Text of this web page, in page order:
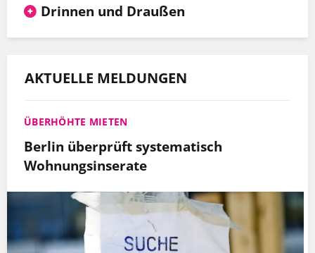
Drinnen und Draußen
AKTUELLE MELDUNGEN
ÜBERHÖHTE MIETEN
Berlin überprüft systematisch
Wohnungsinserate